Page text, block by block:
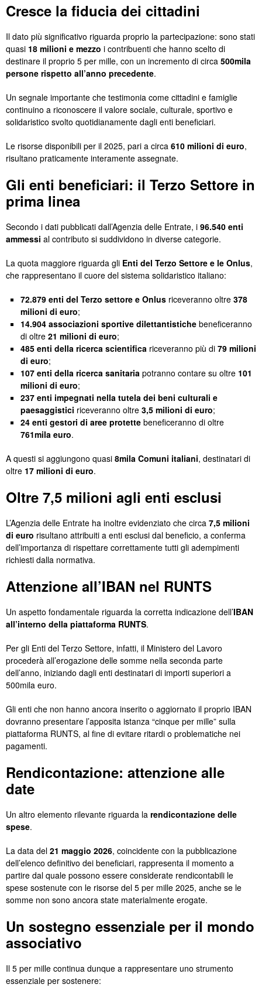
Cresce la fiducia dei cittadini
Il dato più significativo riguarda proprio la partecipazione: sono stati
quasi 18 milioni e mezzo i contribuenti che hanno scelto di
destinare il proprio 5 per mille, con un incremento di circa 500mila
persone rispetto all’anno precedente.
Un segnale importante che testimonia come cittadini e famiglie
continuino a riconoscere il valore sociale, culturale, sportivo e
solidaristico svolto quotidianamente dagli enti beneficiari.
Le risorse disponibili per il 2025, pari a circa 610 milioni di euro,
risultano praticamente interamente assegnate.
Gli enti beneficiari: il Terzo Settore in
prima linea
Secondo i dati pubblicati dall’Agenzia delle Entrate, i 96.540 enti
ammessi al contributo si suddividono in diverse categorie.
La quota maggiore riguarda gli Enti del Terzo Settore e le Onlus,
che rappresentano il cuore del sistema solidaristico italiano:
72.879 enti del Terzo settore e Onlusriceveranno oltre 378
milioni di euro;
14.904 associazioni sportive dilettantistichebeneficeranno
di oltre 21 milioni di euro;
485 enti della ricerca scientificariceveranno più di 79 milioni
di euro;
107 enti della ricerca sanitariapotranno contare su oltre 101
milioni di euro;
237 enti impegnati nella tutela dei beni culturali e
paesaggistici riceveranno oltre 3,5 milioni di euro;
24 enti gestori di aree protettebeneficeranno di oltre
761mila euro.
A questi si aggiungono quasi 8mila Comuni italiani, destinatari di
oltre 17 milioni di euro.
Oltre 7,5 milioni agli enti esclusi
L’Agenzia delle Entrate ha inoltre evidenziato che circa 7,5 milioni
di euro risultano attribuiti a enti esclusi dal beneficio, a conferma
dell’importanza di rispettare correttamente tutti gli adempimenti
richiesti dalla normativa.
Attenzione all’IBAN nel RUNTS
Un aspetto fondamentale riguarda la corretta indicazione dell’IBAN
all’interno della piattaforma RUNTS.
Per gli Enti del Terzo Settore, infatti, il Ministero del Lavoro
procederà all’erogazione delle somme nella seconda parte
dell’anno, iniziando dagli enti destinatari di importi superiori a
500mila euro.
Gli enti che non hanno ancora inserito o aggiornato il proprio IBAN
dovranno presentare l’apposita istanza “cinque per mille” sulla
piattaforma RUNTS, al fine di evitare ritardi o problematiche nei
pagamenti.
Rendicontazione: attenzione alle
date
Un altro elemento rilevante riguarda la rendicontazione delle
spese.
La data del 21 maggio 2026, coincidente con la pubblicazione
dell’elenco definitivo dei beneficiari, rappresenta il momento a
partire dal quale possono essere considerate rendicontabili le
spese sostenute con le risorse del 5 per mille 2025, anche se le
somme non sono ancora state materialmente erogate.
Un sostegno essenziale per il mondo
associativo
Il 5 per mille continua dunque a rappresentare uno strumento
essenziale per sostenere: